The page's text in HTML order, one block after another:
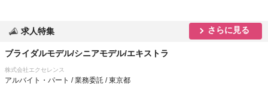
求人特集 さらに見る
ブライダルモデル/シニアモデル/エキストラ
株式会社エクセレンス
アルバイト・パート / 業務委託 / 東京都